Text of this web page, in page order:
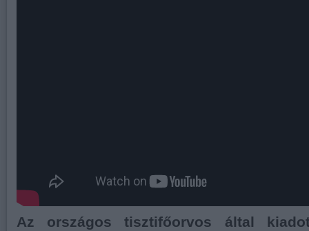
Az országos tisztifőorvos által